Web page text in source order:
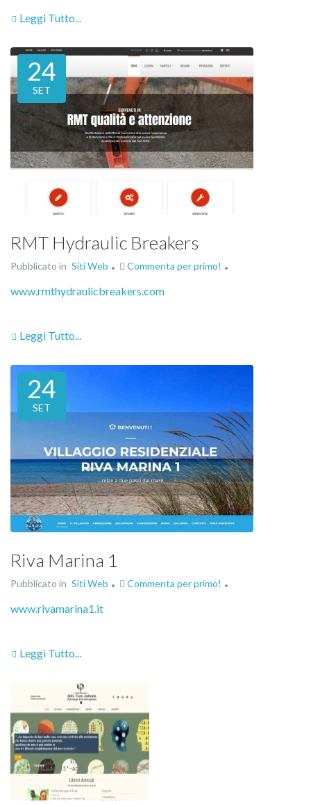
Leggi Tutto...
24
SET
RMT Hydraulic Breakers
Pubblicato in Siti Web Commenta per primo!
www.rmthydraulicbreakers.com
Leggi Tutto...
24
SET
Riva Marina 1
Pubblicato in Siti Web Commenta per primo!
www.rivamarina1.it
Leggi Tutto...